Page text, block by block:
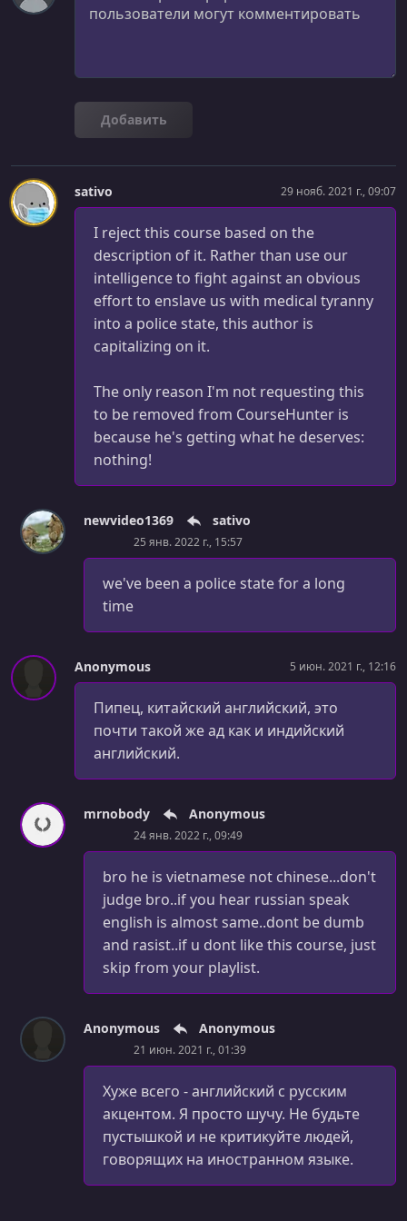
Step 2 - Function
Step 3 - Form
Step 3 - Function
УРОК 40. 00:13:45
Step 4 - Distance and Price
УРОК 41.
Step 4 - Payment
00:09:05
Create Jobs Page
Styling Jobs Page
00:06:47
Job Details Page
00:10:08
Job Details Page - Layout
Job Details - Map
00:04:04
Congrats for Part 1
УРОК 49. 00:06:13
Courier Model
00:11:30
Page Structure
Show Google Map
УРОК 52.
Display Jobs On The Map
00:10:57
Job Details Card
00:06:36
Improve Map
Courier Job Details Page
УРОК 56. 00:08:29
Design Job Details Page
00:03:10
Job Details Page - Function
Добавить
sativo 29 нояб. 2021 г., 09:07
I reject this course based on the
description of it. Rather than use our
intelligence to fight against an obvious
effort to enslave us with medical tyranny
into a police state, this author is
capitalizing on it.
The only reason I'm not requesting this
to be removed from CourseHunter is
because he's getting what he deserves:
nothing!
newvideo1369 sativo
25 янв. 2022 г., 15:57
we've been a police state for a long
time
Anonymous 5 июн. 2021 г., 12:16
Пипец, китайский английский, это
почти такой же ад как и индийский
английский.
mrnobody Anonymous
24 янв. 2022 г., 09:49
bro he is vietnamese not chinese...don't
judge bro..if you hear russian speak
english is almost same..dont be dumb
and rasist..if u dont like this course, just
skip from your playlist.
Anonymous Anonymous
21 июн. 2021 г., 01:39
Хуже всего - английский с русским
акцентом. Я просто шучу. Не будьте
пустышкой и не критикуйте людей,
говорящих на иностранном языке.